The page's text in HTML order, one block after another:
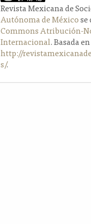
Revista Mexicana de
Autónoma de México
Commons Atribución-
Internacional. Basada
http://
s/.